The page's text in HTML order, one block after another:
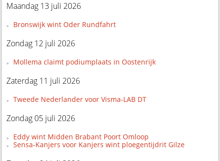
Maandag 13 juli 2026
Bronswijk wint Oder Rundfahrt
Zondag 12 juli 2026
Mollema claimt podiumplaats in Oostenrijk
Zaterdag 11 juli 2026
Tweede Nederlander voor Visma-LAB DT
Zondag 05 juli 2026
Eddy wint Midden Brabant Poort Omloop
Sensa-Kanjers voor Kanjers wint ploegentijdrit Gilze